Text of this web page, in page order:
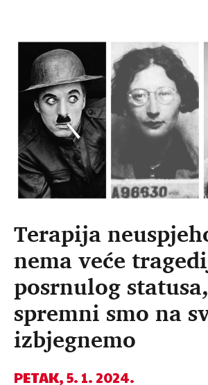
Terapija
nema veće
posrnulog
spremni smo na
izbjegnemo
PETAK, 5. 1. 2024.